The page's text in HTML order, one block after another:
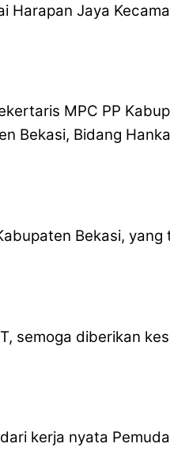
Harapan Jaya
MPC PP
Bekasi, Bidang
Bekasi, yang
semoga diberikan
kerja nyata